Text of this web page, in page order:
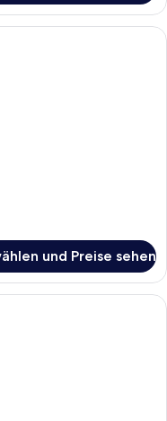
auf einem Balkon mit
und Preise sehen
Schlafzimmer mit